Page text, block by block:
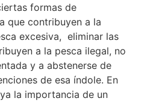
formas de
que contribuyen a la
excesiva, eliminar las
a la pesca ilegal, no
y a abstenerse de
de esa índole. En
la importancia de un